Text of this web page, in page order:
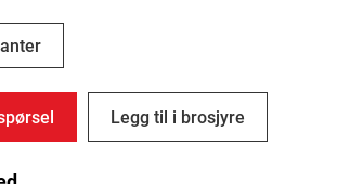
Legg til i brosjyre